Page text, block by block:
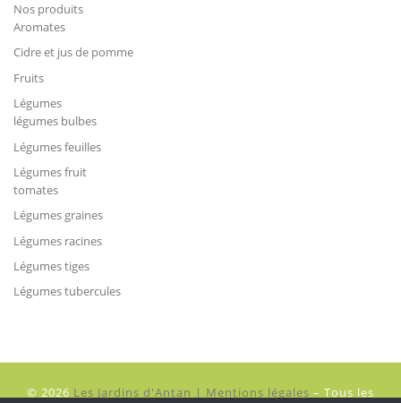
Nos produits
Aromates
Cidre et jus de pomme
Fruits
Légumes
légumes bulbes
Légumes feuilles
Légumes fruit
tomates
Légumes graines
Légumes racines
Légumes tiges
Légumes tubercules
© 2026 Les Jardins d'Antan | Mentions légales – Tous les